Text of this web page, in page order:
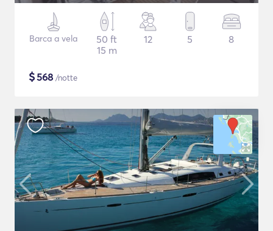
Barca a vela
50 ft
15 m
12 5 8
$568 /notte